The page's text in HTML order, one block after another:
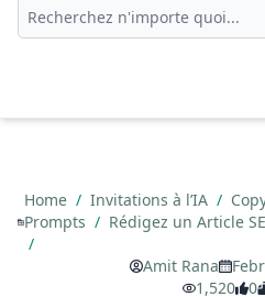
Home / Invitations à l’IA /
Prompts / Rédigez un Article
/
Amit Rana
1,520
0